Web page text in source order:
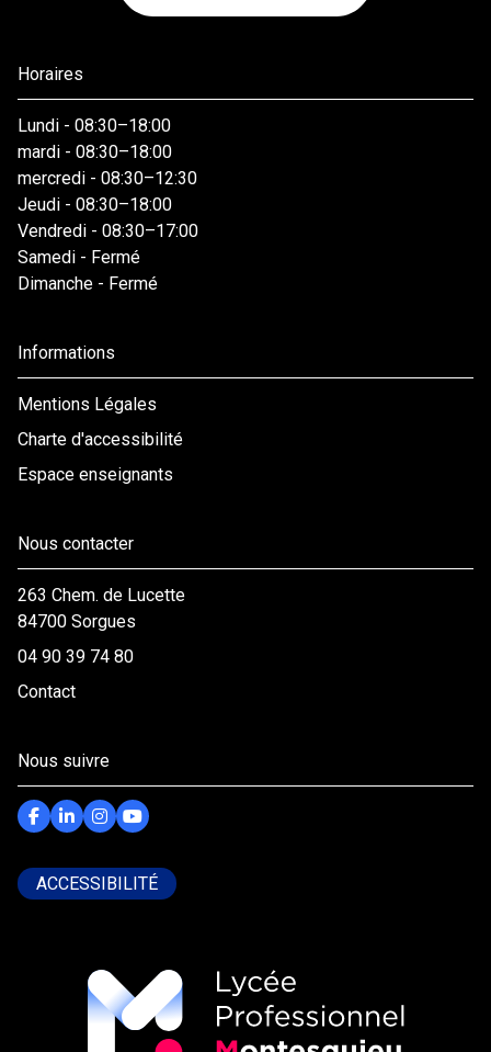
Horaires
Lundi - 08:30–18:00
mardi - 08:30–18:00
mercredi - 08:30–12:30
Jeudi - 08:30–18:00
Vendredi - 08:30–17:00
Samedi - Fermé
Dimanche - Fermé
Informations
Mentions Légales
Charte d'accessibilité
Espace enseignants
Nous contacter
263 Chem. de Lucette
84700 Sorgues
04 90 39 74 80
Contact
Nous suivre
ACCESSIBILITÉ